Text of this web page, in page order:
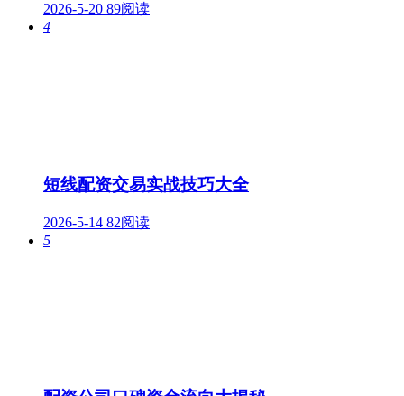
2026-5-20 89阅读
4
短线配资交易实战技巧大全
2026-5-14 82阅读
5